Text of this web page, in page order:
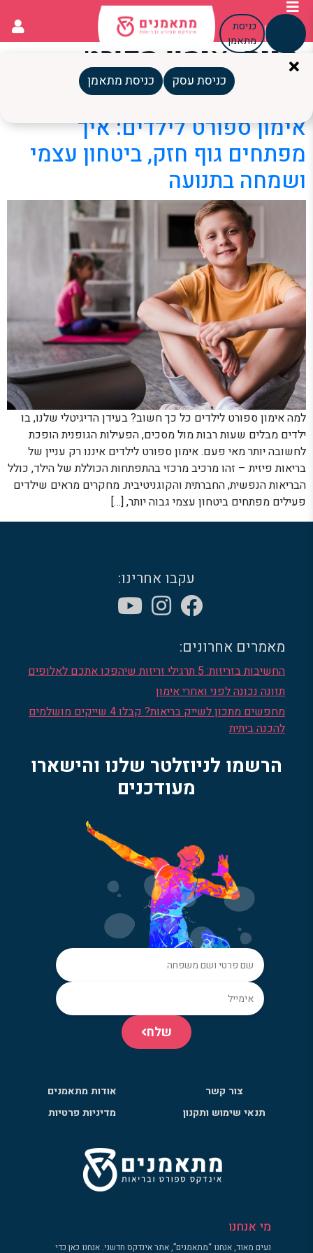
כניסת
מתאמן
כניסת עסק כניסת מתאמן
תגית:אימון ספורט
לילדים
אימון ספורט לילדים: איך
מפתחים גוף חזק, ביטחון עצמי
ושמחה בתנועה
למה אימון ספורט לילדים כל כך חשוב? בעידן הדיגיטלי שלנו, בו
ילדים מבלים שעות רבות מול מסכים, הפעילות הגופנית הופכת
לחשובה יותר מאי פעם. אימון ספורט לילדים איננו רק עניין של
בריאות פיזית – זהו מרכיב מרכזי בהתפתחות הכוללת של הילד, כולל
הבריאות הנפשית, החברתית והקוגניטיבית. מחקרים מראים שילדים
פעילים מפתחים ביטחון עצמי גבוה יותר, […]
עקבו אחרינו:
מאמרים אחרונים:
החשיבות בזריזות: 5 תרגילי זריזות שיהפכו אתכם לאלופים
תזונה נכונה לפני ואחרי אימון
מחפשים מתכון לשייק בריאות? קבלו 4 שייקים מושלמים
להכנה ביתית
הרשמו לניוזלטר שלנו והישארו
מעודכנים
שלח
צור קשר
אודות מתאמנים
תנאי שימוש ותקנון
מדיניות פרטיות
מי אנחנו
נעים מאוד, אנחנו “מתאמנים”, אתר אינדקס חדשני. אנחנו כאן כדי